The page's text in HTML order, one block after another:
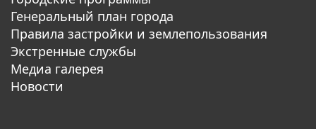
Генеральный план города
Правила застройки и землепользования
Экстренные службы
Медиа галерея
Новости